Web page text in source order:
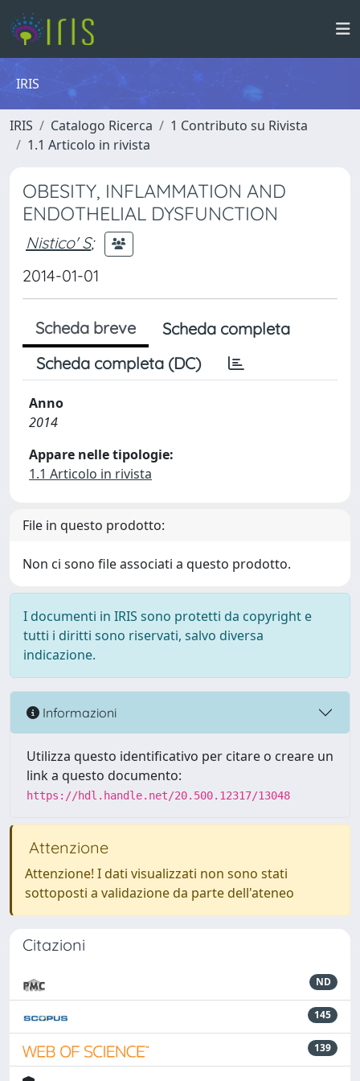
IRIS
IRIS Catalogo Ricerca
1 Contributo su Rivista
1.1 Articolo in rivista
OBESITY, INFLAMMATION AND
ENDOTHELIAL DYSFUNCTION
Nistico' S;
2014-01-01
Scheda breve
Scheda completa
Scheda completa (DC)
Anno
2014
Appare nelle tipologie:
1.1 Articolo in rivista
File in questo prodotto:
Non ci sono file associati a questo prodotto.
I documenti in IRIS sono protetti da copyright e
tutti i diritti sono riservati, salvo diversa
indicazione.
Informazioni
Utilizza questo identificativo per citare o creare un
link a questo documento:
https://hdl.handle.net/20.500.12317/13048
Attenzione
Attenzione! I dati visualizzati non sono stati
sottoposti a validazione da parte dell'ateneo
Citazioni
ND
145
139